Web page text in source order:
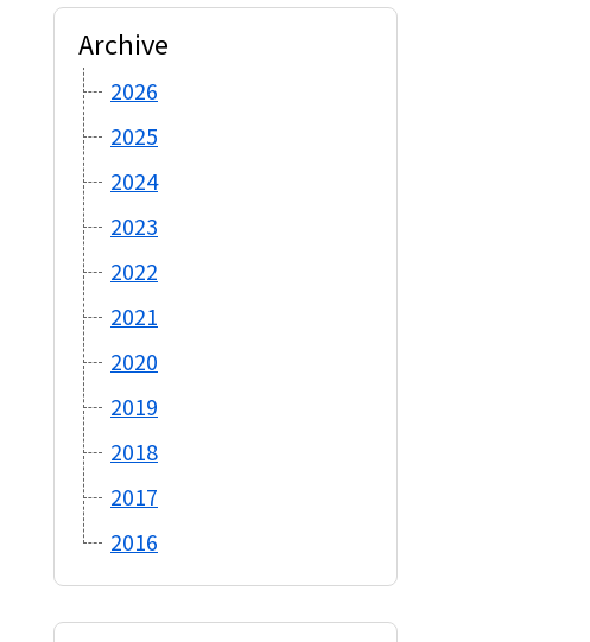
Archive
2026
2025
2024
2023
2022
2021
2020
2019
2018
2017
2016